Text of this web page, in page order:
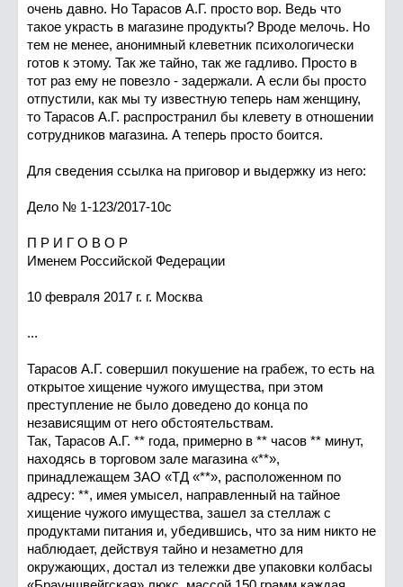
очень давно. Но Тарасов А.Г. просто вор. Ведь что
такое украсть в магазине продукты? Вроде мелочь. Но
тем не менее, анонимный клеветник психологически
готов к этому. Так же тайно, так же гадливо. Просто в
тот раз ему не повезло - задержали. А если бы просто
отпустили, как мы ту известную теперь нам женщину,
то Тарасов А.Г. распространил бы клевету в отношении
сотрудников магазина. А теперь просто боится.
Для сведения ссылка на приговор и выдержку из него:
Дело № 1-123/2017-10с
П Р И Г О В О Р
Именем Российской Федерации
10 февраля 2017 г. г. Москва
...
Тарасов А.Г. совершил покушение на грабеж, то есть на
открытое хищение чужого имущества, при этом
преступление не было доведено до конца по
независящим от него обстоятельствам.
Так, Тарасов А.Г. ** года, примерно в ** часов ** минут,
находясь в торговом зале магазина «**»,
принадлежащем ЗАО «ТД «**», расположенном по
адресу: **, имея умысел, направленный на тайное
хищение чужого имущества, зашел за стеллаж с
продуктами питания и, убедившись, что за ним никто не
наблюдает, действуя тайно и незаметно для
окружающих, достал из тележки две упаковки колбасы